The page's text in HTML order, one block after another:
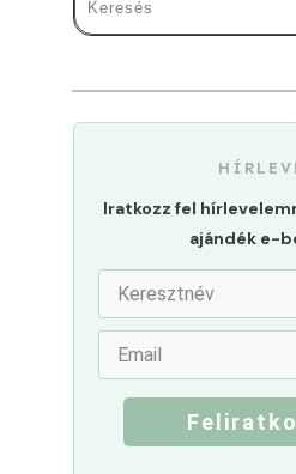
Iratkozz fel
ajándék e-